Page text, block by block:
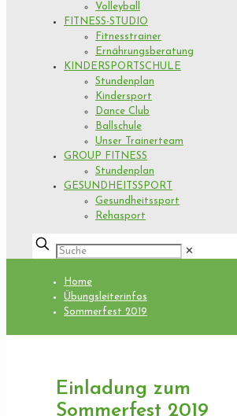
Volleyball
FITNESS-STUDIO
Fitnesstrainer
Ernährungsberatung
KINDERSPORTSCHULE
Stundenplan
Kindersport
Dance Club
Ballschule
Unser Trainerteam
GROUP FITNESS
Stundenplan
GESUNDHEITSSPORT
Gesundheitssport
Rehasport
✕
Home
Übungsleiterinfos
Sommerfest 2019
Einladung zum
Sommerfest 2019